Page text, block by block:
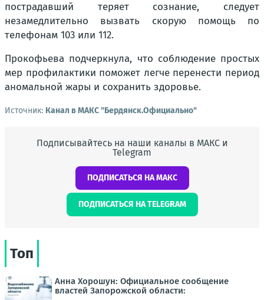
пострадавший теряет сознание, следует
незамедлительно вызвать скорую помощь по
телефонам 103 или 112.
Прокофьева подчеркнула, что соблюдение простых
мер профилактики поможет легче перенести период
аномальной жары и сохранить здоровье.
Источник: Канал в МАКС "Бердянск.Официально"
Подписывайтесь на наши каналы в МАКС и
Telegram
ПОДПИСАТЬСЯ НА МАКС
ПОДПИСАТЬСЯ НА TELEGRAM
Топ
Анна Хорошун: Официальное сообщение
властей Запорожской области: